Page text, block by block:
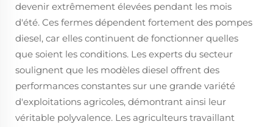
devenir extrêmement élevées pendant les mois
d'été. Ces fermes dépendent fortement des pompes
diesel, car elles continuent de fonctionner quelles
que soient les conditions. Les experts du secteur
soulignent que les modèles diesel offrent des
performances constantes sur une grande variété
d'exploitations agricoles, démontrant ainsi leur
véritable polyvalence. Les agriculteurs travaillant